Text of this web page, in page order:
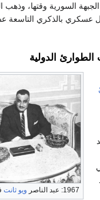
السورية وقتها، وذهب
عسكري بالذكري التاسعة
الدولية
1967: عبد الناصر ويو ثانت